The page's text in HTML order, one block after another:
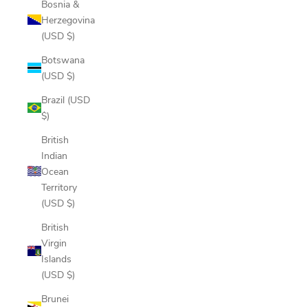
Bosnia &
Herzegovina
(USD $)
Botswana
(USD $)
Brazil (USD
$)
British
Indian
Ocean
Territory
(USD $)
British
Virgin
Islands
(USD $)
Brunei